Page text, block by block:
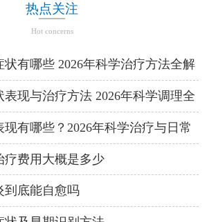
热点关注
Hot concerns
有哪些 2026年科学治疗方法全解
现与治疗方法 2026年科学调理全
有哪些？2026年科学治疗与日常
疗费用大概是多少
到底能自愈吗